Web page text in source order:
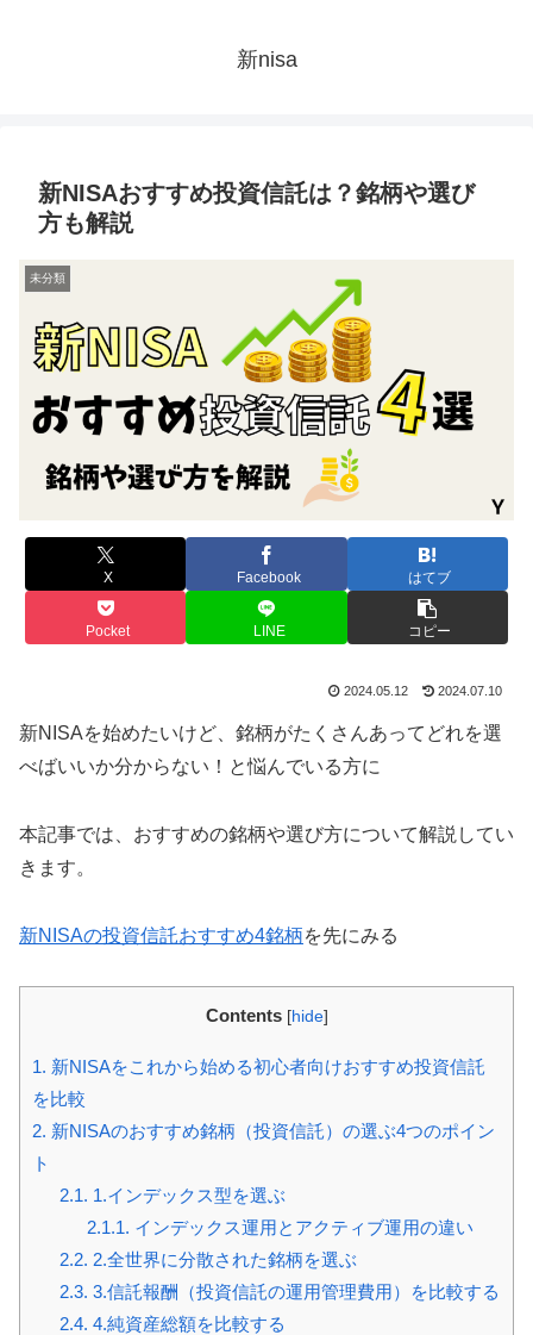
新nisa
新NISAおすすめ投資信託は？銘柄や選び
方も解説
未分類
X Facebook はてブ
Pocket LINE コピー
2024.05.12 2024.07.10
新NISAを始めたいけど、銘柄がたくさんあってどれを選
べばいいか分からない！と悩んでいる方に
本記事では、おすすめの銘柄や選び方について解説してい
きます。
新NISAの投資信託おすすめ4銘柄を先にみる
Contents [hide]
1. 新NISAをこれから始める初心者向けおすすめ投資信託
を比較
2. 新NISAのおすすめ銘柄（投資信託）の選ぶ4つのポイン
ト
2.1. 1.インデックス型を選ぶ
2.1.1. インデックス運用とアクティブ運用の違い
2.2. 2.全世界に分散された銘柄を選ぶ
2.3. 3.信託報酬（投資信託の運用管理費用）を比較する
2.4. 4.純資産総額を比較する